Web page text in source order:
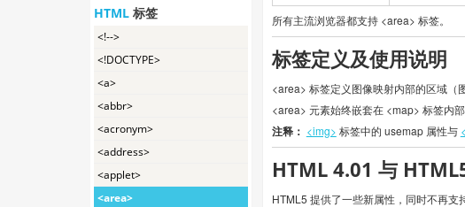
HTML 标签
<!-->
<!DOCTYPE>
<a>
<abbr>
<acronym>
<address>
<applet>
<area>
所有主流浏览器都支持 <area> 标签。
标签定义及使用说明
<area> 标签定义图像映射内部的区域（
<area> 元素始终嵌套在 <map> 标签内部
注释： <img> 标签中的 usemap 属性与
HTML 4.01 与
HTML5 提供了一些新属性，同时不再支